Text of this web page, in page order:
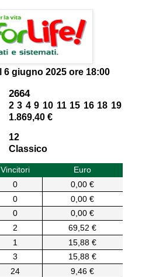
6 giugno 2025 ore 18:00
2664
2 3 4 9 10 11 15 16 18 19
1.869,40 €
12
Classico
Vincitori
Euro
0
0,00 €
0
0,00 €
0
0,00 €
2
69,52 €
1
15,88 €
3
15,88 €
24
9,46 €